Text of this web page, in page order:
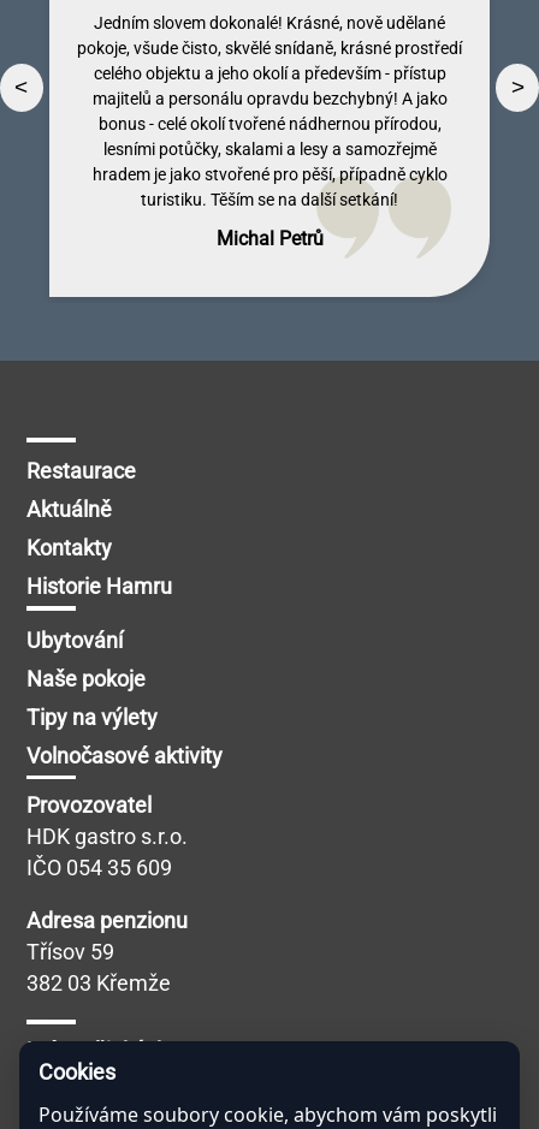
<
Dobromila Kumpostová
Jedním slovem dokonalé! Krásné, nově udělané
pokoje, všude čisto, skvělé snídaně, krásné prostředí
celého objektu a jeho okolí a především - přístup
majitelů a personálu opravdu bezchybný! A jako
bonus - celé okolí tvořené nádhernou přírodou,
lesními potůčky, skalami a lesy a samozřejmě
hradem je jako stvořené pro pěší, případně cyklo
turistiku. Těším se na další setkání!
Michal Petrů
Lenka Tallova
Vendula Tregnerová
Monika Licinberková
>
Restaurace
Aktuálně
Kontakty
Historie Hamru
Ubytování
Naše pokoje
Tipy na výlety
Volnočasové aktivity
Provozovatel
HDK gastro s.r.o.
IČO 054 35 609
Adresa penzionu
Třísov 59
382 03 Křemže
Máte nějaký dotaz?
Veškeré dotazy Vám ráda zodpoví naše
asistentka Hamernice, kterou naleznete v pravém
Cookies
Používáme soubory cookie, abychom vám poskytli